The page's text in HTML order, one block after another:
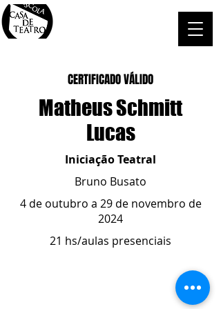
CERTIFICADO VÁLIDO
Matheus Schmitt
Lucas
Iniciação Teatral
Bruno Busato
4 de outubro a 29 de novembro de
2024
21 hs/aulas presenciais
ESCOLA CASA DE TEATRO
- whatsapp